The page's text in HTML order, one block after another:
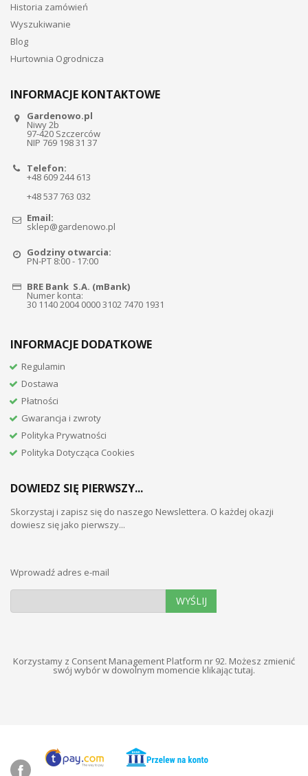
Historia zamówień
Wyszukiwanie
Blog
Hurtownia Ogrodnicza
INFORMACJE KONTAKTOWE
Gardenowo.pl
Niwy 2b
97-420 Szczerców
NIP 769 198 31 37
Telefon:
+48 609 244 613
+48 537 763 032
Email:
sklep@gardenowo.pl
Godziny otwarcia:
PN-PT 8:00 - 17:00
BRE Bank S.A. (mBank)
Numer konta:
30 1140 2004 0000 3102 7470 1931
INFORMACJE DODATKOWE
Regulamin
Dostawa
Płatności
Gwarancja i zwroty
Polityka Prywatności
Polityka Dotycząca Cookies
DOWIEDZ SIĘ PIERWSZY...
Skorzystaj i zapisz się do naszego Newslettera. O każdej okazji
dowiesz się jako pierwszy...
Wprowadź adres e-mail
WYŚLIJ
Korzystamy z Consent Management Platform nr 92. Możesz zmienić
swój wybór w dowolnym momencie klikając tutaj.